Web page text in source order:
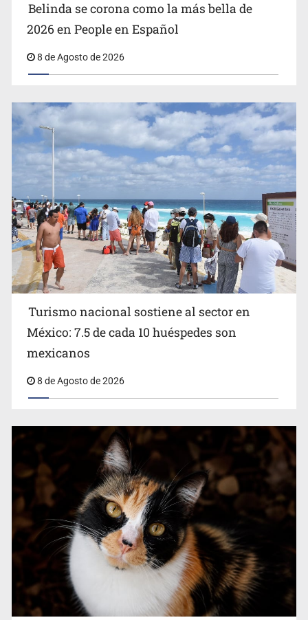
EU reanudará este sábado inspecciones de aguacate en
Michoacán
Belinda se corona como la más bella de 2026 en People
Belinda se corona como la más bella de
2026 en People en Español
8 de Agosto de 2026
Turismo nacional sostiene al sector en
México: 7.5 de cada 10 huéspedes son
mexicanos
8 de Agosto de 2026